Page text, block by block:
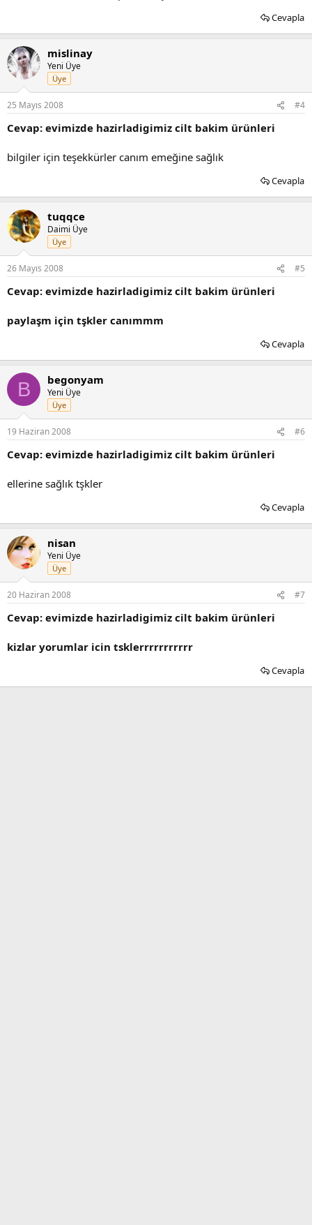
Cevapla
mislinay
Yeni Üye
Üye
25 Mayıs 2008 #4
Cevap: evimizde hazirladigimiz cilt bakim ürünleri
bilgiler için teşekkürler canım emeğine sağlık
Cevapla
tuqqce
Daimi Üye
Üye
26 Mayıs 2008 #5
Cevap: evimizde hazirladigimiz cilt bakim ürünleri
paylaşm için tşkler canımmm
Cevapla
B begonyam
Yeni Üye
Üye
19 Haziran 2008 #6
Cevap: evimizde hazirladigimiz cilt bakim ürünleri
ellerine sağlık tşkler
Cevapla
nisan
Yeni Üye
Üye
20 Haziran 2008 #7
Cevap: evimizde hazirladigimiz cilt bakim ürünleri
kizlar yorumlar icin tsklerrrrrrrrrrr
Cevapla